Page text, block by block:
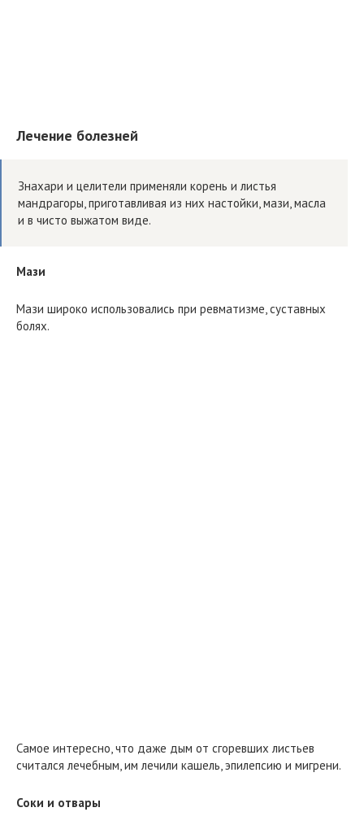
Лечение болезней
Знахари и целители применяли корень и листья
мандрагоры, приготавливая из них настойки, мази, масла
и в чисто выжатом виде.
Мази
Мази широко использовались при ревматизме, суставных
болях.
Самое интересно, что даже дым от сгоревших листьев
считался лечебным, им лечили кашель, эпилепсию и мигрени.
Соки и отвары